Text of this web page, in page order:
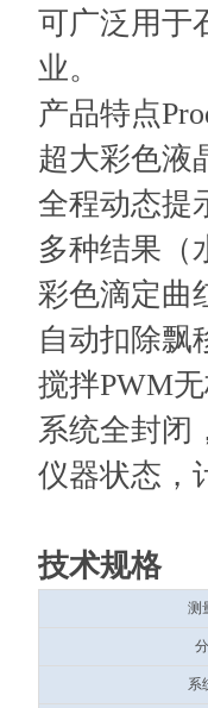
可广泛用于
业。
产品特点
超大彩色液
全程动态提
多种结果（
彩色滴定曲
自动扣除飘
搅拌PWM
系统全封闭
仪器状态，
技术规格
测
系